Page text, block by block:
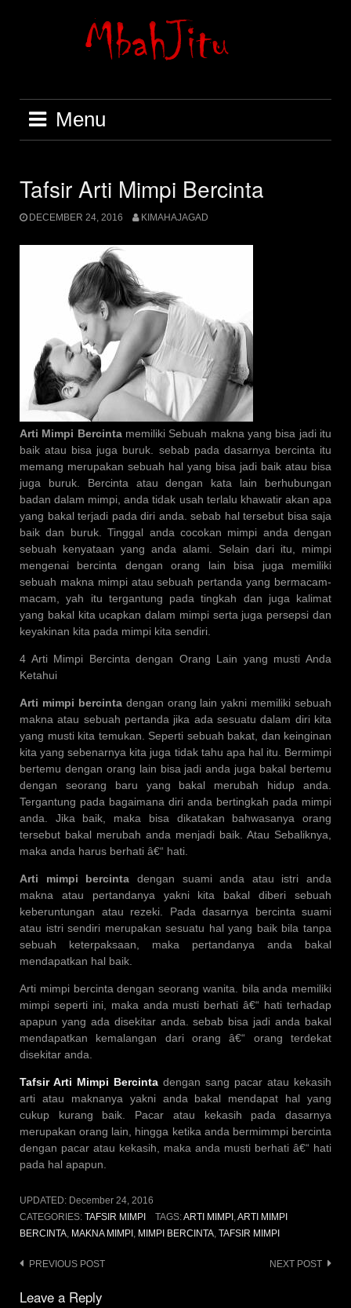
Menu
Tafsir Arti Mimpi Bercinta
DECEMBER 24, 2016 KIMAHAJAGAD
Arti Mimpi Bercintamemiliki Sebuah makna yang bisa jadi itu
baik atau bisa juga buruk. sebab pada dasarnya bercinta itu
memang merupakan sebuah hal yang bisa jadi baik atau bisa
juga buruk. Bercinta atau dengan kata lain berhubungan
badan dalam mimpi, anda tidak usah terlalu khawatir akan apa
yang bakal terjadi pada diri anda. sebab hal tersebut bisa saja
baik dan buruk. Tinggal anda cocokan mimpi anda dengan
sebuah kenyataan yang anda alami. Selain dari itu, mimpi
mengenai bercinta dengan orang lain bisa juga memiliki
sebuah makna mimpi atau sebuah pertanda yang bermacam-
macam, yah itu tergantung pada tingkah dan juga kalimat
yang bakal kita ucapkan dalam mimpi serta juga persepsi dan
keyakinan kita pada mimpi kita sendiri.
4 Arti Mimpi Bercinta dengan Orang Lain yang musti Anda
Ketahui
Arti mimpi bercintadengan orang lain yakni memiliki sebuah
makna atau sebuah pertanda jika ada sesuatu dalam diri kita
yang musti kita temukan. Seperti sebuah bakat, dan keinginan
kita yang sebenarnya kita juga tidak tahu apa hal itu. Bermimpi
bertemu dengan orang lain bisa jadi anda juga bakal bertemu
dengan seorang baru yang bakal merubah hidup anda.
Tergantung pada bagaimana diri anda bertingkah pada mimpi
anda. Jika baik, maka bisa dikatakan bahwasanya orang
tersebut bakal merubah anda menjadi baik. Atau Sebaliknya,
maka anda harus berhati â€“ hati.
Arti mimpi bercinta dengan suami anda atau istri anda
makna atau pertandanya yakni kita bakal diberi sebuah
keberuntungan atau rezeki. Pada dasarnya bercinta suami
atau istri sendiri merupakan sesuatu hal yang baik bila tanpa
sebuah keterpaksaan, maka pertandanya anda bakal
mendapatkan hal baik.
Arti mimpi bercinta dengan seorang wanita. bila anda memiliki
mimpi seperti ini, maka anda musti berhati â€“ hati terhadap
apapun yang ada disekitar anda. sebab bisa jadi anda bakal
mendapatkan kemalangan dari orang â€“ orang terdekat
disekitar anda.
Tafsir Arti Mimpi Bercinta dengan sang pacar atau kekasih
arti atau maknanya yakni anda bakal mendapat hal yang
cukup kurang baik. Pacar atau kekasih pada dasarnya
merupakan orang lain, hingga ketika anda bermimmpi bercinta
dengan pacar atau kekasih, maka anda musti berhati â€“ hati
pada hal apapun.
UPDATED: December 24, 2016
CATEGORIES: TAFSIR MIMPI TAGS:ARTI MIMPI ,ARTI MIMPI
BERCINTA, MAKNA MIMPI , MIMPI BERCINTA, TAFSIR MIMPI
Post
navigation
PREVIOUS POST NEXT POST
Leave a Reply